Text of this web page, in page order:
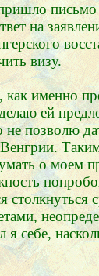
письмо
на
визу.
именно
ей
не позволю
о моем
столкнуться
я себе,